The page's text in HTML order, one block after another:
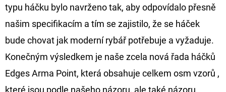
typu háčku bylo navrženo tak, aby odpovídalo přesně
našim specifikacím a tím se zajistilo, že se háček
bude chovat jak moderní rybář potřebuje a vyžaduje.
Konečným výsledkem je naše zcela nová řada háčků
Edges Arma Point, která obsahuje celkem osm vzorů ,
které jsou podle našeho názoru, ale také názoru
FOX
CARP
SUB
Kč
Původně:
225